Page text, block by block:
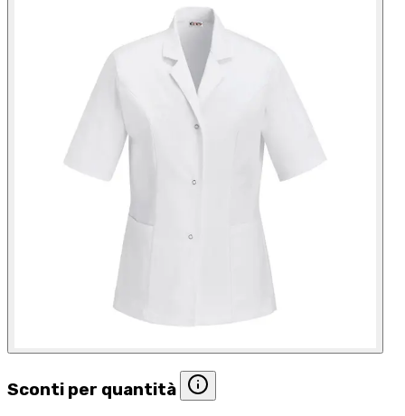
Sconti per quantità